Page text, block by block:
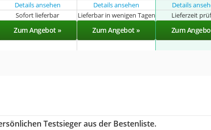
Details ansehen Details ansehen Details
Sofort lieferbar Lieferbar in wenigen Tagen Lieferzeit
Zum Angebot » Zum Angebot » Zum
Testsieger aus der Bestenliste.